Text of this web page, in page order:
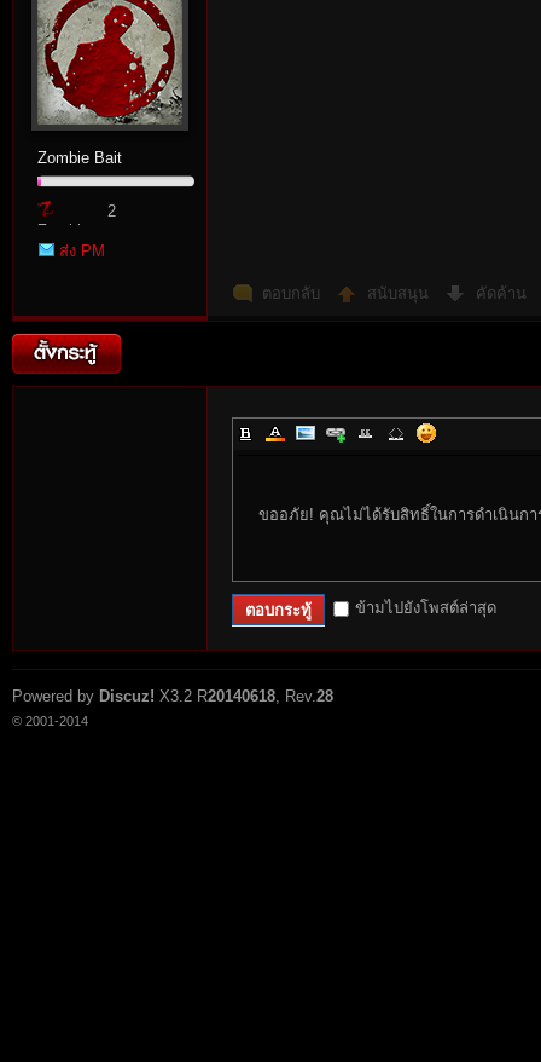
rvi
vo
Zombie Bait
Zombie
Point
2
ส่ง PM
ตอบกลับ สนับสนุน คัดค้าน
ขออภัย! คุณไม่ได้รับสิทธิ์ในการดำเนินก
ตอบกระทู้ ข้ามไปยังโพสต์ล่าสุด
Powered by Discuz! X3.2 R20140618, Rev.28
© 2001-2014